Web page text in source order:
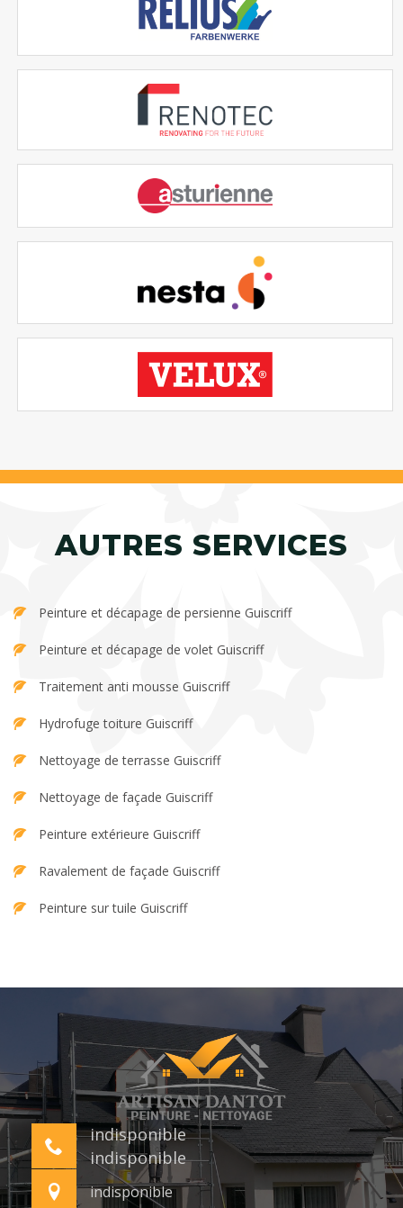
AUTRES SERVICES
Peinture et décapage de persienne Guiscriff
Peinture et décapage de volet Guiscriff
Traitement anti mousse Guiscriff
Hydrofuge toiture Guiscriff
Nettoyage de terrasse Guiscriff
Nettoyage de façade Guiscriff
Peinture extérieure Guiscriff
Ravalement de façade Guiscriff
Peinture sur tuile Guiscriff
indisponible
indisponible
indisponible